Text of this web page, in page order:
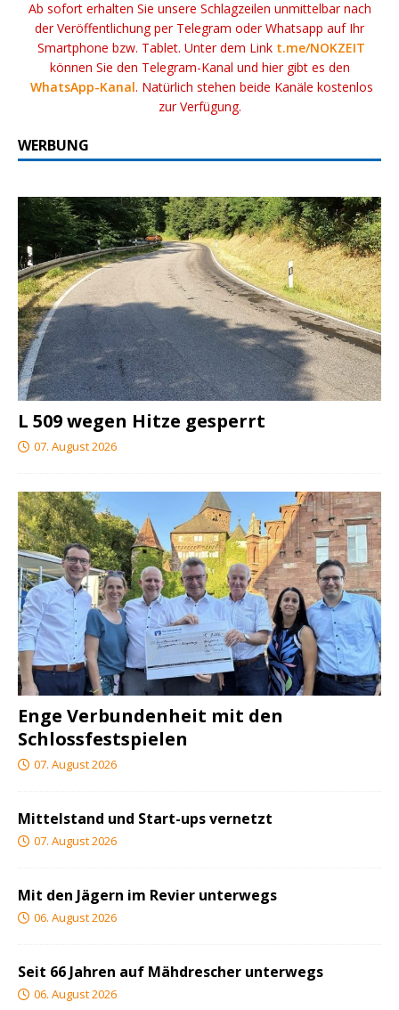
Ab sofort erhalten Sie unsere Schlagzeilen unmittelbar nach
der Veröffentlichung per Telegram oder Whatsapp auf Ihr
Smartphone bzw. Tablet. Unter dem Link t.me/NOKZEIT
können Sie den Telegram-Kanal und hier gibt es den
WhatsApp-Kanal. Natürlich stehen beide Kanäle kostenlos
zur Verfügung.
WERBUNG
L 509 wegen Hitze gesperrt
07. August 2026
Enge Verbundenheit mit den
Schlossfestspielen
07. August 2026
Mittelstand und Start-ups vernetzt
07. August 2026
Mit den Jägern im Revier unterwegs
06. August 2026
Seit 66 Jahren auf Mähdrescher unterwegs
06. August 2026